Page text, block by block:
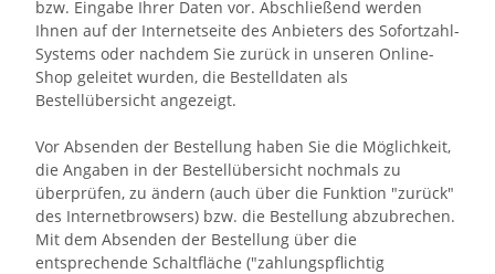
bzw. Eingabe Ihrer Daten vor. Abschließend werden
Ihnen auf der Internetseite des Anbieters des Sofortzahl-
Systems oder nachdem Sie zurück in unseren Online-
Shop geleitet wurden, die Bestelldaten als
Bestellübersicht angezeigt.
Vor Absenden der Bestellung haben Sie die Möglichkeit,
die Angaben in der Bestellübersicht nochmals zu
überprüfen, zu ändern (auch über die Funktion "zurück"
des Internetbrowsers) bzw. die Bestellung abzubrechen.
Mit dem Absenden der Bestellung über die
entsprechende Schaltfläche ("zahlungspflichtig